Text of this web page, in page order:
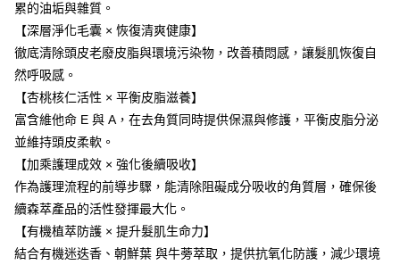
累的油垢與雜質。
【深層淨化毛囊 × 恢復清爽健康】
徹底清除頭皮老廢皮脂與環境污染物，改善積悶感，讓髮肌恢復自
然呼吸感。
【杏桃核仁活性 × 平衡皮脂滋養】
富含維他命 E 與 A，在去角質同時提供保濕與修護，平衡皮脂分泌
並維持頭皮柔軟。
【加乘護理成效 × 強化後續吸收】
作為護理流程的前導步驟，能清除阻礙成分吸收的角質層，確保後
續森萃產品的活性發揮最大化。
【有機植萃防護 × 提升髮肌生命力】
結合有機迷迭香、朝鮮葉 與牛蒡萃取，提供抗氧化防護，減少環境